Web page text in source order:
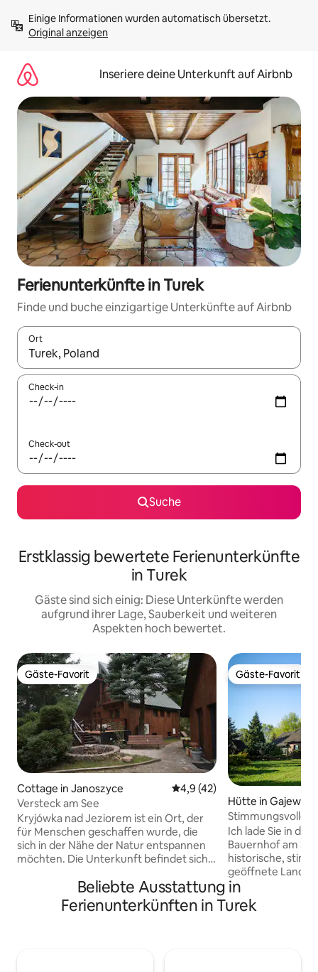
Inhalten
springenOriginal anzeigen
Inseriere deine Unterkunft auf Airbnb
Ferienunterkünfte in Turek
Finde und buche einzigartige Unterkünfte auf Airbnb
Ort
Wenn Ergebnisse verfügbar sind, navigiere mit den
Check-in
Check-out
Suche
Erstklassig bewertete Ferienunterkünfte
in Turek
Gäste sind sich einig: Diese Unterkünfte werden
aufgrund ihrer Lage, Sauberkeit und weiteren
Aspekten hoch bewertet.
Gäste-Favorit
Gäste-Favorit
Cottage in Janoszyce Durchschnittliche
4,9 (42)
Versteck am See
Kryjówka nad Jeziorem ist ein Ort, der
für Menschen geschaffen wurde, die
sich in der Nähe der Natur entspannen
möchten. Die Unterkunft befindet sich
Brudzeń auf einem eingezäunten
Grundstück mit eigenem Ufer am See
Józefowo und bietet Ruhe, Privatsphäre
Gäste-Favorit
Gäste-Favorit
Hütte in Gajewniki
Stimmungsvolles
Gajewniki
Ich lade Sie in
Bauernhof am
historische,
geöffnete
zu 10 Personen
geräumige
Badezimmer,
Beliebte Ausstattung in
Ferienunterkünften in Turek